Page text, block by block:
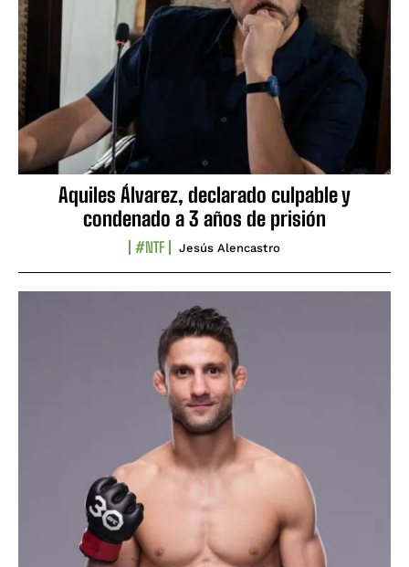
Aquiles Álvarez, declarado culpable y
condenado a 3 años de prisión
#NTF Jesús Alencastro